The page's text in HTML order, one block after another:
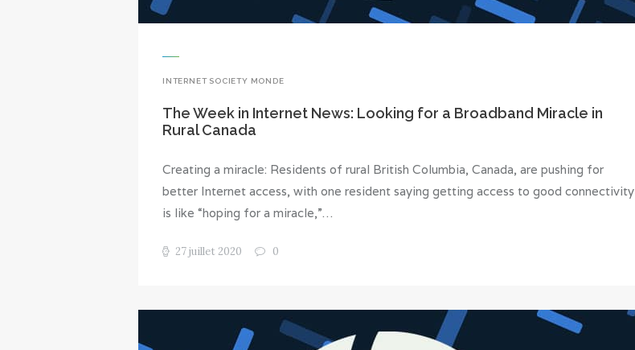
INTERNET SOCIETY MONDE
The Week in Internet News: Looking for a Broadband Miracle in
Rural Canada
Creating a miracle: Residents of rural British Columbia, Canada, are pushing for
better Internet access, with one resident saying getting access to good connectivity
is like “hoping for a miracle,”…
27 juillet 2020 0